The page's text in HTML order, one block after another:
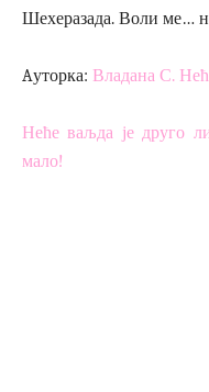
Шехеразада. Воли ме…
Aуторка: Владана С.
Неће ваљда је друго
мало!